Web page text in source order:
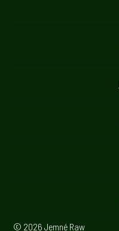
© 2026 Jemné Raw